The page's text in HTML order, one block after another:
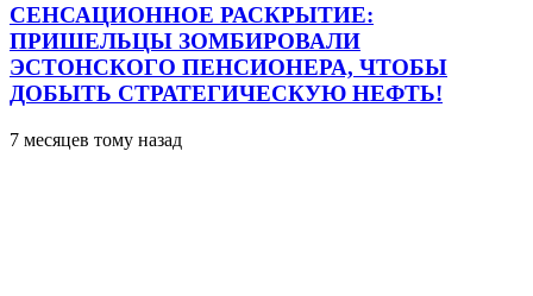
СЕНСАЦИОННОЕ РАСКРЫТИЕ:
ПРИШЕЛЬЦЫ ЗОМБИРОВАЛИ
ЭСТОНСКОГО ПЕНСИОНЕРА, ЧТОБЫ
ДОБЫТЬ СТРАТЕГИЧЕСКУЮ НЕФТЬ!
7 месяцев тому назад